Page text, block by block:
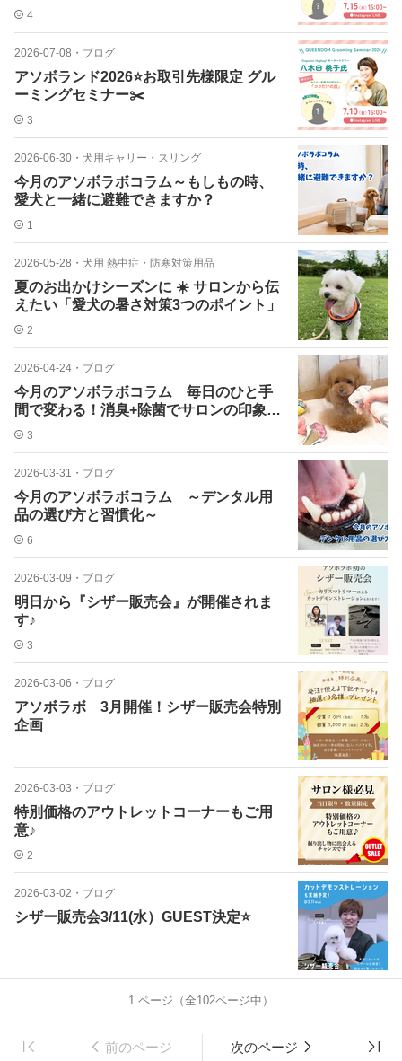
4
2026-07-08 ・ ブログ
アソボランド2026⭐️お取引先様限定 グル
ーミングセミナー✂️
3
2026-06-30 ・ 犬用キャリー・スリング
今月のアソボラボコラム～もしもの時、
愛犬と一緒に避難できますか？
1
2026-05-28 ・ 犬用 熱中症・防寒対策用品
夏のお出かけシーズンに ☀️ サロンから伝
えたい「愛犬の暑さ対策3つのポイント」
2
2026-04-24 ・ ブログ
今月のアソボラボコラム 毎日のひと手
間で変わる！消臭+除菌でサロンの印象U
P♪3
2026-03-31 ・ ブログ
今月のアソボラボコラム ～デンタル用
品の選び方と習慣化～
6
2026-03-09 ・ ブログ
明日から『シザー販売会』が開催されま
す♪
3
2026-03-06 ・ ブログ
アソボラボ 3月開催！シザー販売会特別
企画
2026-03-03 ・ ブログ
特別価格のアウトレットコーナーもご用
意♪
2
2026-03-02 ・ ブログ
シザー販売会3/11(水）GUEST決定⭐️
1 ページ（全102ページ中）
前のページ 次のページ